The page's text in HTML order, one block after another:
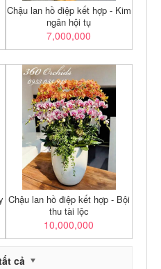
Chậu lan hồ điệp kết hợp - Kim
ngân hội tụ
7,000,000
Chậu lan hồ điệp kết hợp - Bội
thu tài lộc
10,000,000
cả